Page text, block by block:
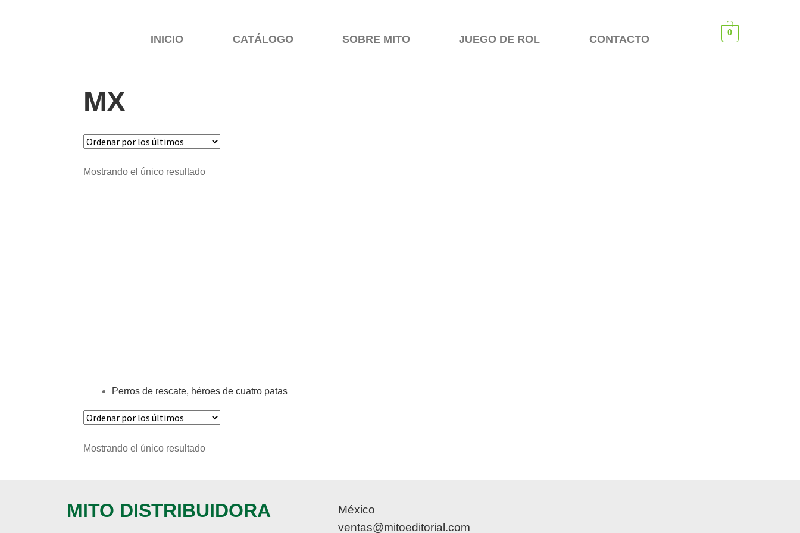
INICIO CATÁLOGO SOBRE MITO JUEGO DE ROL CONTACTO
0
MX
Mostrando el único resultado
Perros de rescate, héroes de cuatro patas
Mostrando el único resultado
MITO DISTRIBUIDORA
México
ventas@mitoeditorial.com